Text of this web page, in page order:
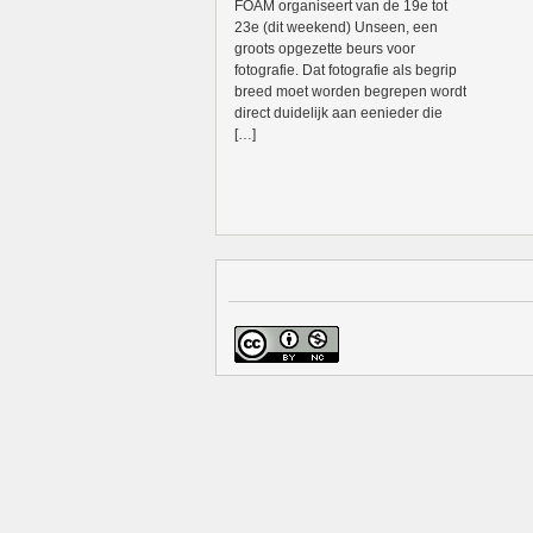
FOAM organiseert van de 19e tot
23e (dit weekend) Unseen, een
groots opgezette beurs voor
fotografie. Dat fotografie als begrip
breed moet worden begrepen wordt
direct duidelijk aan eenieder die
[…]